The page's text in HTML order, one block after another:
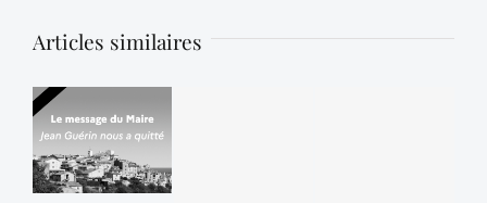
Articles similaires